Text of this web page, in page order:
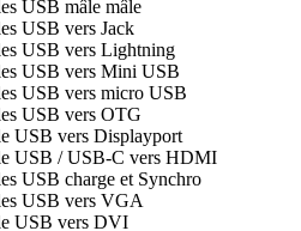
USB mâle mâle
USB vers Jack
USB vers Lightning
USB vers Mini USB
USB vers micro USB
USB vers OTG
USB vers Displayport
USB / USB-C vers HDMI
USB charge et Synchro
USB vers VGA
USB vers DVI